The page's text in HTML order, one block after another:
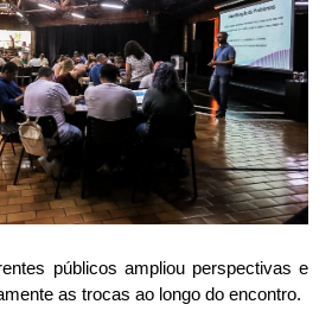
públicos ampliou perspectivas e
as trocas ao longo do encontro.